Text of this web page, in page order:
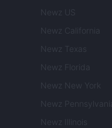
Newz US
Newz California
Newz Texas
Newz Florida
Newz New York
Newz Pennsylvania
Newz Illinois